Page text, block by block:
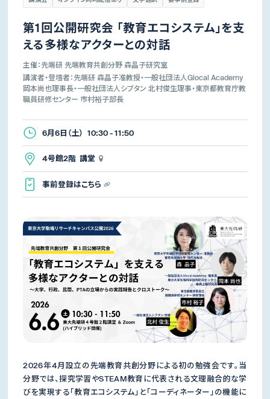
第1回公開研究会 「教育エコシステム」を支
える多様なアクターとの対話
主催：先端研 先端教育共創分野 森晶子研究室
講演者・登壇者：先端研 森晶子准教授・一般社団法人Glocal Academy
岡本尚也理事長・一般社団法人シブタン 北村俊生理事・東京都教育庁教
職員研修センター 市村裕子部長
6月6日（土） 10:30 - 11:50
4号館2階 講堂
事前登録はこちら
2026年4月設立の先端教育共創分野による初の勉強会です。当
分野では、探究学習やSTEAM教育に代表される文理融合的な学
びを実現する「教育エコシステム」と「コーディネーター」の機能に